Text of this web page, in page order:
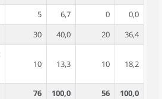
5 6,7 0
0,0
30 40,0 20
36,4
10 13,3 10 18,2
76 100,0 56
100,0